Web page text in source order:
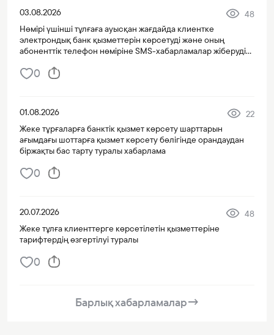
03.08.2026
48
Нөмірі үшінші тұлғаға ауысқан жағдайда клиентке
электрондық банк қызметтерін көрсетуді және оның
абоненттік телефон нөміріне SMS-хабарламалар жіберуді
0
01.08.2026
22
Жеке тұрғаларға банктік қызмет көрсету шарттарын
ағымдағы шоттарға қызмет көрсету бөлігінде орандаудан
біржақты бас тарту туралы хабарлама
0
20.07.2026
48
Жеке тұлға клиенттерге көрсетілетін қызметтеріне
тарифтердің өзгертілуі туралы
0
Барлық хабарламалар→